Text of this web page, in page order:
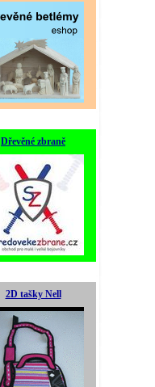
Dřevěné zbraně
2D tašky Nell